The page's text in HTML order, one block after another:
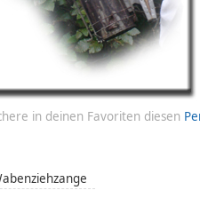
in deinen Favoriten diesen